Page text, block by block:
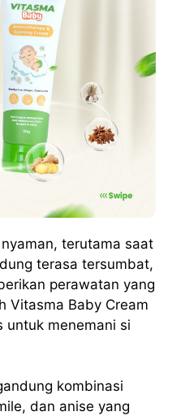
terutama saat
terasa tersumbat,
perawatan yang
Vitasma Baby Cream
untuk menemani si
kombinasi
dan anise yang